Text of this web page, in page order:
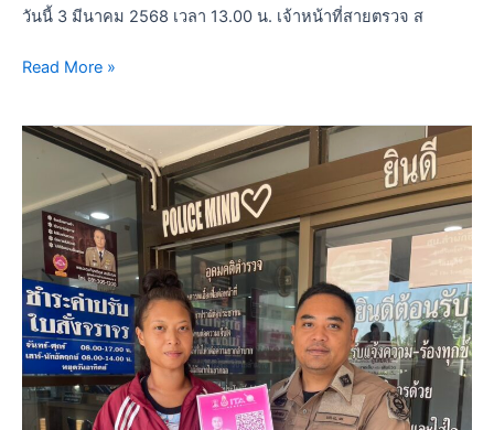
วันนี้ 3 มีนาคม 2568 เวลา 13.00 น. เจ้าหน้าที่สายตรวจ ส
Read More »
11
ประชาสัมพันธ์
ประชาชน
ร่วม
ทำ
แบบ
วัด
การ
รับ
รู้